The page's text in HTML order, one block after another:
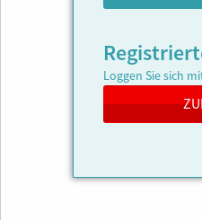
Loggen Sie sich